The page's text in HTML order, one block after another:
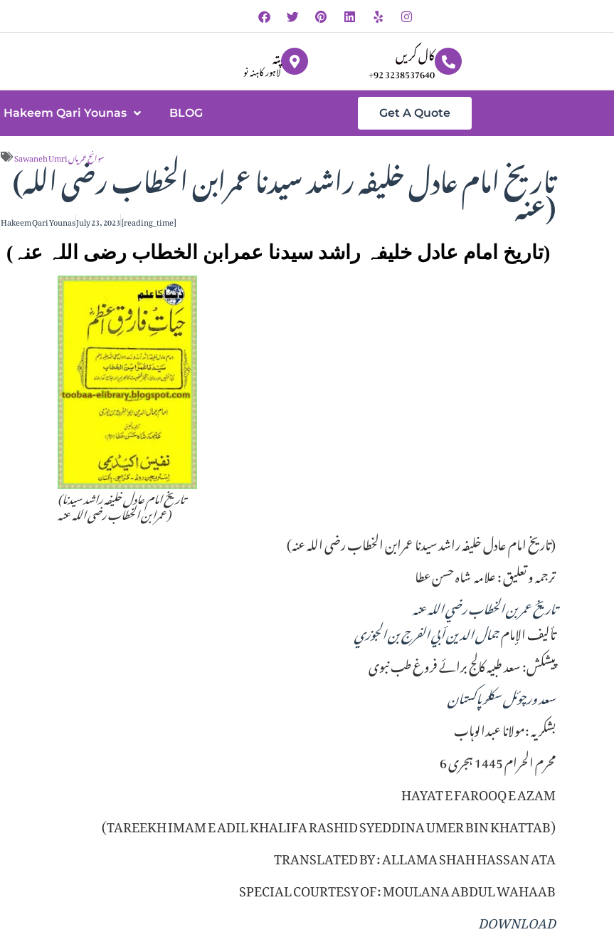
پتہ
لاہور کاہنہ نو
کال کریں
+92 3238537640
Hakeem Qari Younas BLOG Get A Quote
Sawaneh Umri سوانح عمریاں (تاریخ امام عادل خلیفہ راشد سیدنا عمرابن الخطاب رضی اللہ عنہ) Hakeem Qari YounasJuly 23, 2023[reading_time]
(تاریخ امام عادل خلیفہ راشد سیدنا عمرابن الخطاب رضی اللہ عنہ)
(تاریخ امام عادل خلیفہ راشد سیدنا
عمرابن الخطاب رضی اللہ عنہ)
(تاریخ امام عادل خلیفہ راشد سیدنا عمرابن الخطاب رضی اللہ عنہ)
ترجمہ و تعلیق : علامہ شاہ حسن عطا
تاريخ عمر بن الخطاب رضي الله عنه
تأليف الإمامجمال الدين أبي الفرج بن الجوزي
پیشکش: سعد طبیہ کالج برائے فروغ طب نبوی
سعد ورچوئل سکلز پاکستان
بشکریہ :مولانا عبدالوہاب
6 محرم الحرام 1445 ہجری
HAYAT E FAROOQ E AZAM
(TAREEKH IMAM E ADIL KHALIFA RASHID SYEDDINA UMER BIN KHATTAB)
TRANSLATED BY : ALLAMA SHAH HASSAN ATA
SPECIAL COURTESY OF: MOULANA ABDUL WAHAAB
DOWNLOAD